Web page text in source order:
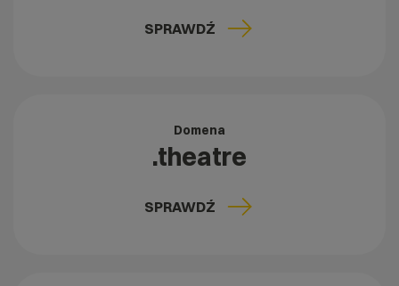
SPRAWDŹ
Domena
.theatre
SPRAWDŹ